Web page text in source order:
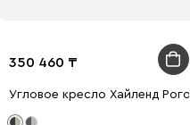
350 460
Угловое кресло Хайленд